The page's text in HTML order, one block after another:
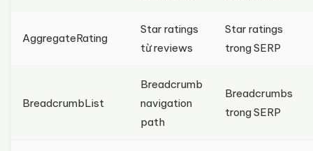
AggregateRating
Star ratings
từ reviews
Star ratings
trong SERP
BreadcrumbList
Breadcrumb
navigation
path
Breadcrumbs
trong SERP